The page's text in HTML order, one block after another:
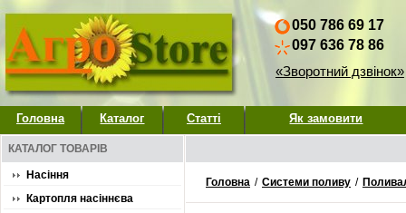
050 786 69 17
097 636 78 86
«Зворотний дзвінок»
Головна Каталог Статті Як замовити
КАТАЛОГ ТОВАРІВ
Насіння
Картопля насіннєва
Головна / Системи поливу /